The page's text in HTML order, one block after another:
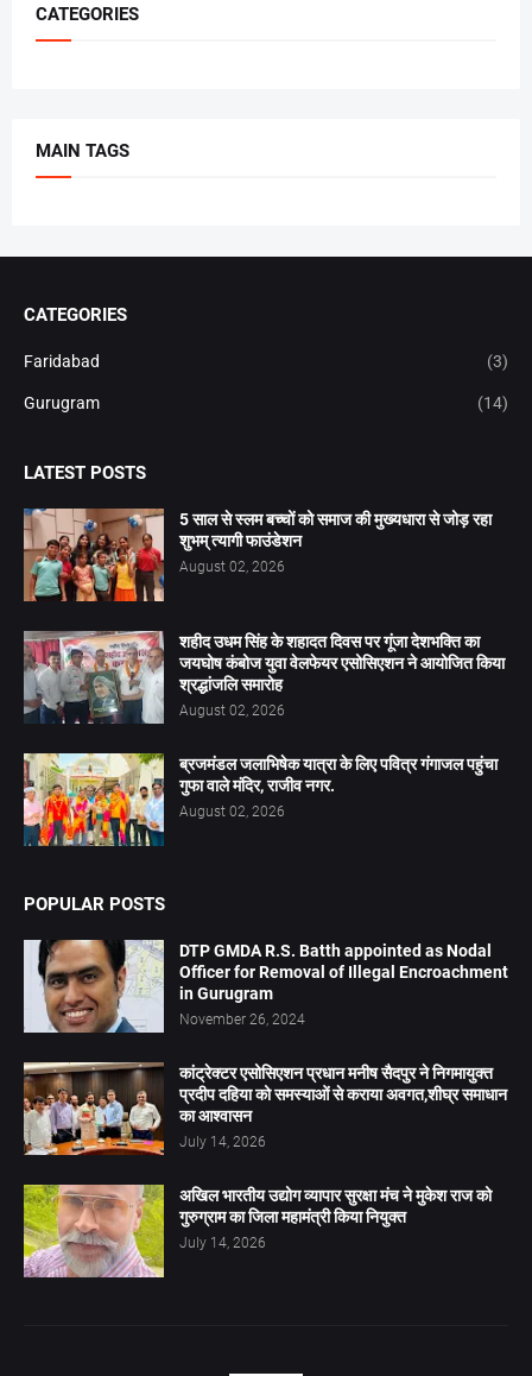
CATEGORIES
MAIN TAGS
CATEGORIES
Faridabad (3)
Gurugram (14)
LATEST POSTS
5 साल से स्लम बच्चों को समाज की मुख्यधारा से जोड़ रहा
शुभम् त्यागी फाउंडेशन
August 02, 2026
शहीद उधम सिंह के शहादत दिवस पर गूंजा देशभक्ति का
जयघोष कंबोज युवा वेलफेयर एसोसिएशन ने आयोजित किया
श्रद्धांजलि समारोह
August 02, 2026
ब्रजमंडल जलाभिषेक यात्रा के लिए पवित्र गंगाजल पहुंचा
गुफा वाले मंदिर, राजीव नगर.
August 02, 2026
POPULAR POSTS
DTP GMDA R.S. Batth appointed as Nodal
Officer for Removal of Illegal Encroachment
in Gurugram
November 26, 2024
कांट्रेक्टर एसोसिएशन प्रधान मनीष सैदपुर ने निगमायुक्त
प्रदीप दहिया को समस्याओं से कराया अवगत,शीघ्र समाधान
का आश्वासन
July 14, 2026
अखिल भारतीय उद्योग व्यापार सुरक्षा मंच ने मुकेश राज को
गुरुग्राम का जिला महामंत्री किया नियुक्त
July 14, 2026